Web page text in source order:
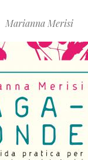
Marianna Merisi